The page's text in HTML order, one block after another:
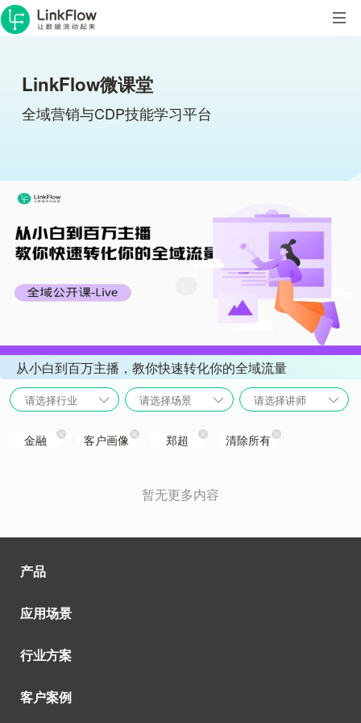
LinkFlow微课堂
全域营销与CDP技能学习平台
从小白到百万主播，教你快速转化你的全域流量
请选择行业 请选择场景 请选择讲师
金融 客户画像 郑超 清除所有
暂无更多内容
产品
应用场景
行业方案
客户案例